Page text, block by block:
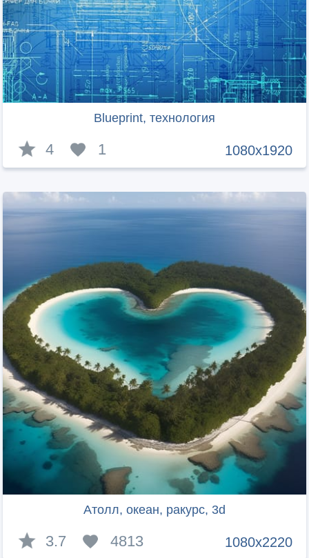
Blueprint, технология
1080x1920
4 1
Атолл, океан, ракурс, 3d
1080x2220
3.7 4813